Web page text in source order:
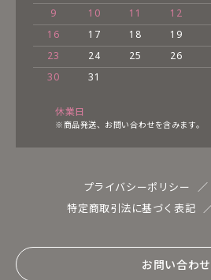
9
10 11 12
16
17 18 19
23
24 25 26
30
31
休業日
※商品発送、お問い合わせを含みます。
プライバシーポリシー
特定商取引法に基づく表記
お問い合わせ